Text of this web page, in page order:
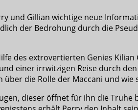
und Gillian wichtige neue
der Bedrohung durch die
des extrovertierten Genies
einer irrwitzigen Reise durch
die Rolle der Maccani und
dieser öffnet für ihn die